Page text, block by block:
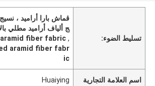
تسليط الضوء:
قماش بارا أراميد ،
ج ألياف أراميد مطلي
,
aramid fiber fabric
aramid fiber fabr
ic
اسم العلامة التجارية Huaiying